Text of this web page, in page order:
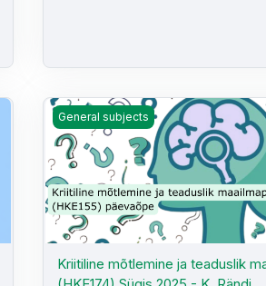
sessioonõpe Kevad 2026 - K.
Kriitiline mõtlemine ja teaduslik
General subjects
Kriitiline mõtlemine ja teaduslik